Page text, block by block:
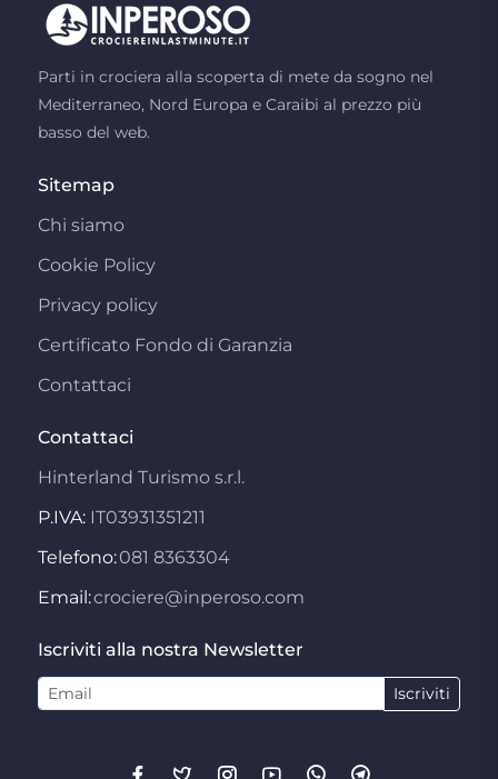
Parti in crociera alla scoperta di mete da sogno nel
Mediterraneo, Nord Europa e Caraibi al prezzo più
basso del web.
Sitemap
Chi siamo
Cookie Policy
Privacy policy
Certificato Fondo di Garanzia
Contattaci
Contattaci
Hinterland Turismo s.r.l.
P.IVA: IT03931351211
Telefono:081 8363304
Email:crociere@inperoso.com
Iscriviti alla nostra Newsletter
Iscriviti